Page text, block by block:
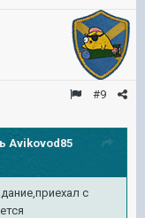
#9
Avikovod85
с